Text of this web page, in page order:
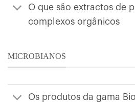
O que são extractos de
complexos orgânicos
MICROBIANOS
Os produtos da gama